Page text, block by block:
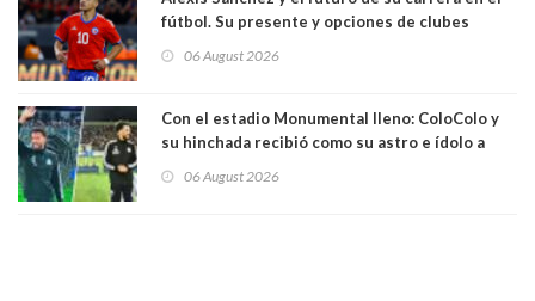
fútbol. Su presente y opciones de clubes
06 August 2026
Con el estadio Monumental lleno: ColoColo y
su hinchada recibió como su astro e ídolo a
06 August 2026